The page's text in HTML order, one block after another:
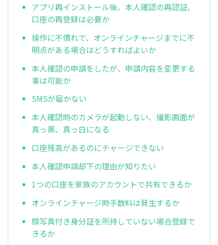
アプリ再インストール後、本人確認の再認証、
口座の再登録は必要か
操作に不慣れで、オンラインチャージまでに不
明点がある場合はどうすればよいか
本人確認の申請をしたが、申請内容を変更する
事は可能か
SMSが届かない
本人確認時のカメラが起動しない、撮影画面が
真っ黒、真っ白になる
口座残高があるのにチャージできない
本人確認申請却下の理由が知りたい
1つの口座を家族のアカウントで共有できるか
オンラインチャージ時手数料は発生するか
顔写真付き身分証を所持していない場合登録で
きるか